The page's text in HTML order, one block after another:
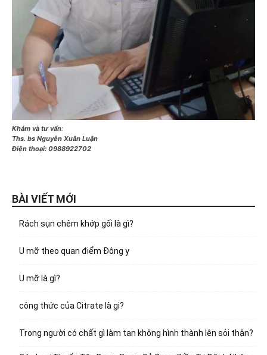
Khám và tư vấn:
Ths. bs Nguyễn Xuân Luận
Điện thoại: 0988922702
BÀI VIẾT MỚI
Rách sụn chêm khớp gối là gì?
U mỡ theo quan điểm Đông y
U mỡ là gì?
công thức của Citrate là gi?
Trong người có chất gì làm tan không hình thành lên sỏi thận?